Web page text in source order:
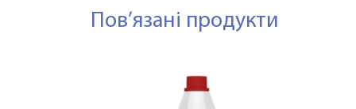
Пов’язані продукти